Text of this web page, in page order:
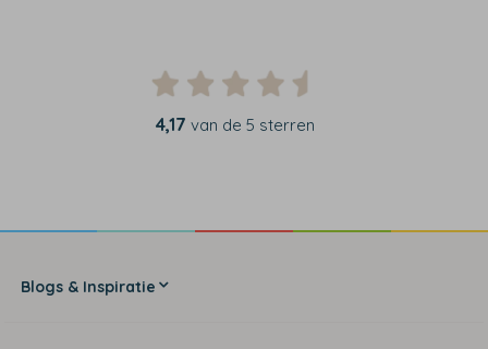
4,17 van de 5 sterren
Blogs & Inspiratie